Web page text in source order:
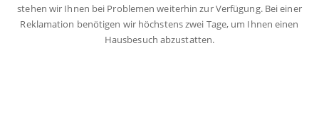
stehen wir Ihnen bei Problemen weiterhin zur Verfügung. Bei einer
Reklamation benötigen wir höchstens zwei Tage, um Ihnen einen
Hausbesuch abzustatten.